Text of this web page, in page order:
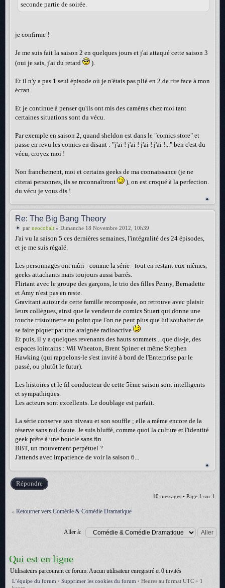
seconde partie de soirée.
je confirme !
Je me suis fait la saison 2 en quelques jours et j'ai attaqué cette saison 3
(oui je sais, j'ai du retard
).
Et il n'y a pas 1 seul épisode où je n'étais pas plié en 2 de rire face à mon
écran.
Et je continue à penser qu'ils ont mis des caméras chez moi tant
certaines situations sont du vécu.
Par exemple en saison 2, quand sheldon est dans le "comics store" et
passe en revu les comics en disant : "j'ai ! j'ai ! j'ai ! j'ai !..." ben c'est du
vécu, croyez moi !
Non franchement, moi et certains geeks de ma connaissance (je ne
citerai personnes, ils se reconnaîtront
), on est croqué à la perfection.
du vécu je vous dis !
Re: The Big Bang Theory
par neocobalt » Dimanche 18 Novembre 2012, 10h39
J'ai vu la saison 5 ces dernières semaines, l'intégralité des 24 épisodes,
et je me suis régalé.
Les personnages ont mûri - comme la série - tout en restant eux-mêmes,
geeks attachants mais toujours aussi barrés.
Flirtant avec le groupe des garçons, le trio des filles Penny, Bernadette
et Amy n'est pas en reste.
Gravitant autour de cette famille recomposée, on retrouve avec plaisir
leurs collègues, ainsi que le vendeur de comics Stuart qui donne une
touche tristounette au point que l'on ne peut plus que lui souhaiter de
se faire piquer par une araignée radioactive
Et puis, il y a quelques revenants des hauts sommets... que dis-je, des
espaces lointains : Wil Wheaton, Brent Spiner et même Stephen
Hawking (qui rappelons-le s'est invité à bord de l'Enterprise par le
passé, ou plutôt le futur).
Les histoires et le fil conducteur de cette 5ème saison sont intelligents
et sympathiques.
Les acteurs sont excellents. Le doublage est parfait.
La série conserve son niveau et son souffle ; elle a même encore de la
réserve sans nul doute. Je suis bluffé, comme quoi la culture et l'identité
geek prête à une boucle sans fin.
BBT, un mouvement perpétuel ?
J'attends avec impatience de voir la saison 6...
Répondre
10 messages • Page 1 sur 1
Retourner vers Comédie & Comédie Dramatique
Aller à:
Qui est en ligne
Utilisateurs parcourant ce forum: Aucun utilisateur enregistré et 0 invités
L’équipe du forum • Supprimer les cookies du forum • Heures au format UTC + 1